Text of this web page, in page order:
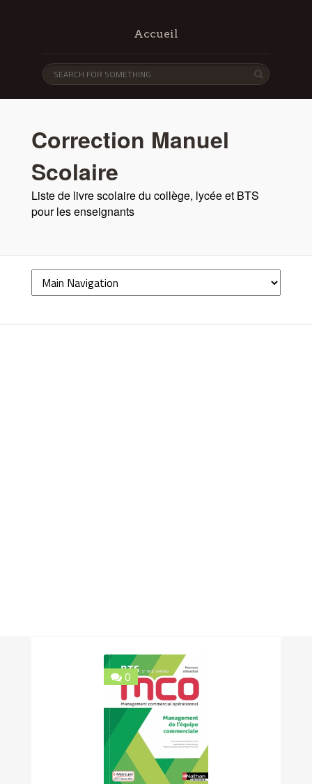
Accueil
Correction Manuel
Scolaire
Liste de livre scolaire du collège, lycée et BTS
pour les enseignants
0